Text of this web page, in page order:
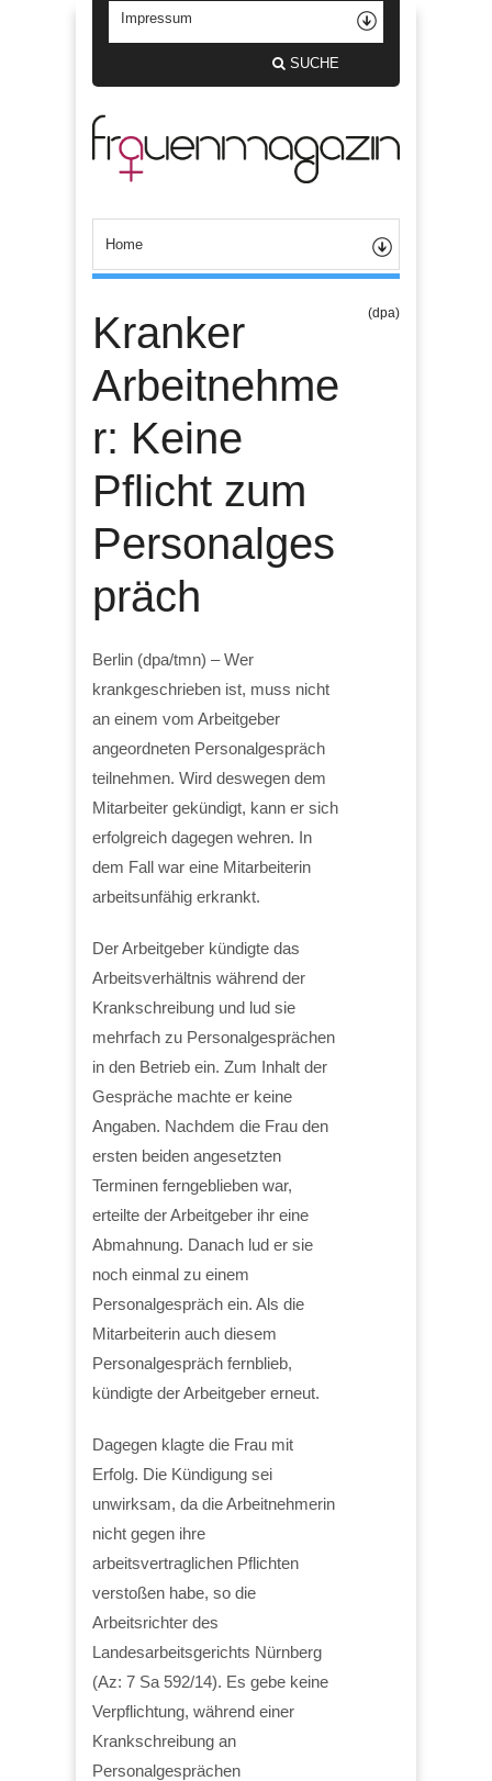
SUCHE
Kranker
Arbeitnehme
r: Keine
Pflicht zum
Personalges
präch
(dpa)
Berlin (dpa/tmn) – Wer
krankgeschrieben ist, muss nicht
an einem vom Arbeitgeber
angeordneten Personalgespräch
teilnehmen. Wird deswegen dem
Mitarbeiter gekündigt, kann er sich
erfolgreich dagegen wehren. In
dem Fall war eine Mitarbeiterin
arbeitsunfähig erkrankt.
Der Arbeitgeber kündigte das
Arbeitsverhältnis während der
Krankschreibung und lud sie
mehrfach zu Personalgesprächen
in den Betrieb ein. Zum Inhalt der
Gespräche machte er keine
Angaben. Nachdem die Frau den
ersten beiden angesetzten
Terminen ferngeblieben war,
erteilte der Arbeitgeber ihr eine
Abmahnung. Danach lud er sie
noch einmal zu einem
Personalgespräch ein. Als die
Mitarbeiterin auch diesem
Personalgespräch fernblieb,
kündigte der Arbeitgeber erneut.
Dagegen klagte die Frau mit
Erfolg. Die Kündigung sei
unwirksam, da die Arbeitnehmerin
nicht gegen ihre
arbeitsvertraglichen Pflichten
verstoßen habe, so die
Arbeitsrichter des
Landesarbeitsgerichts Nürnberg
(Az: 7 Sa 592/14). Es gebe keine
Verpflichtung, während einer
Krankschreibung an
Personalgesprächen